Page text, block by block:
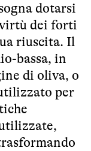
dotarsi
dei forti
riuscita. Il
bassa, in
di oliva, o
per